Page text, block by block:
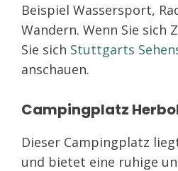
Beispiel Wassersport,
Wandern. Wenn Sie sich
Sie sich Stuttgarts
anschauen.
Campingplatz
Dieser Campingplatz
und bietet eine ruhige